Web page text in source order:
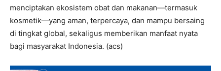
menciptakan ekosistem obat dan makanan—termasuk
kosmetik—yang aman, terpercaya, dan mampu bersaing
di tingkat global, sekaligus memberikan manfaat nyata
bagi masyarakat Indonesia. (acs)